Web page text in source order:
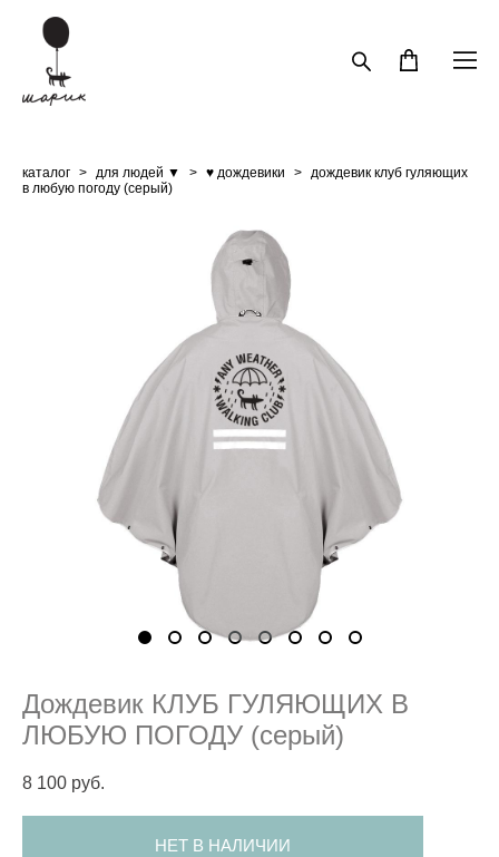
каталог > для людей ▼ > ♥ дождевики > дождевик клуб гуляющих
в любую погоду (серый)
Дождевик КЛУБ ГУЛЯЮЩИХ В
ЛЮБУЮ ПОГОДУ (серый)
8 100 pуб.
НЕТ В НАЛИЧИИ